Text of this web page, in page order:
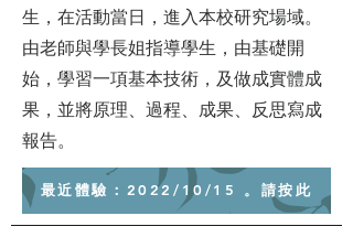
生，在活動當日，進入本校研究場域。
由老師與學長姐指導學生，由基礎開
始，學習一項基本技術，及做成實體成
果，並將原理、過程、成果、反思寫成
報告。
最近體驗：2022/10/15 。請按此